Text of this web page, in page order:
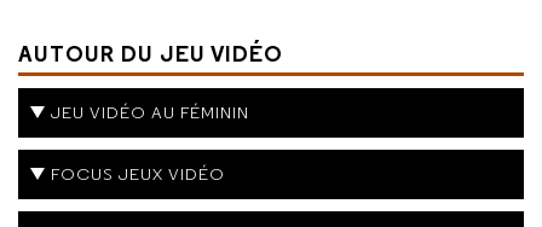
AUTOUR DU JEU VIDÉO
JEU VIDÉO AU FÉMININ
FOCUS JEUX VIDÉO